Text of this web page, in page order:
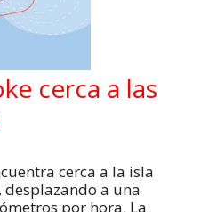
cerca a las
cerca a la isla
a una
por hora. La